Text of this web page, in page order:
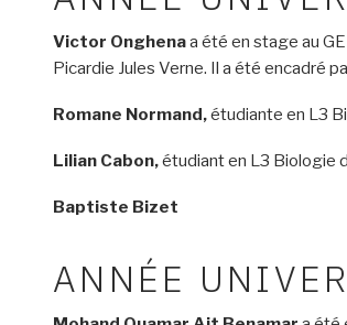
Victor Onghenaa été en stage au
Picardie Jules Verne. Il a été encadré
Romane Normand,étudiante en L3
Lilian Cabon,étudiant en L3 Biologie
Baptiste Bizet
ANNÉE